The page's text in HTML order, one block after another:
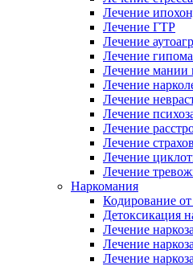
Лечение
Лечение ГТР
Лечение
Лечение
Лечение мании
Лечение
Лечение
Лечение
Лечение
Лечение
Лечение
Лечение
Наркомания
Кодирование от
Детоксикация
Лечение
Лечение
Лечение